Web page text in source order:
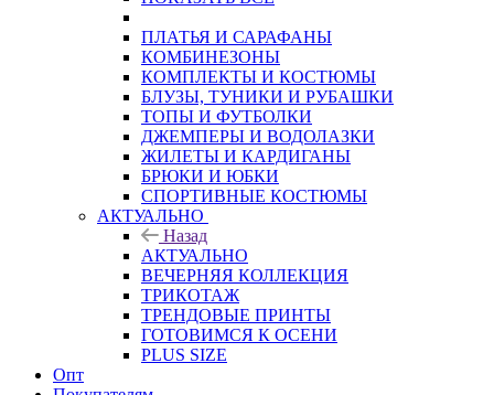
ПЛАТЬЯ И САРАФАНЫ
КОМБИНЕЗОНЫ
КОМПЛЕКТЫ И КОСТЮМЫ
БЛУЗЫ, ТУНИКИ И РУБАШКИ
ТОПЫ И ФУТБОЛКИ
ДЖЕМПЕРЫ И ВОДОЛАЗКИ
ЖИЛЕТЫ И КАРДИГАНЫ
БРЮКИ И ЮБКИ
СПОРТИВНЫЕ КОСТЮМЫ
АКТУАЛЬНО
Назад
АКТУАЛЬНО
ВЕЧЕРНЯЯ КОЛЛЕКЦИЯ
ТРИКОТАЖ
ТРЕНДОВЫЕ ПРИНТЫ
ГОТОВИМСЯ К ОСЕНИ
PLUS SIZE
Опт